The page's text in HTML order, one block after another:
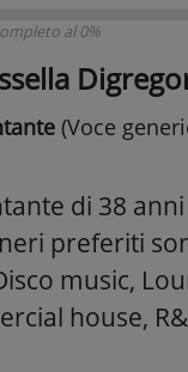
al 0%
(Voce
di 38
preferiti
music,
house,